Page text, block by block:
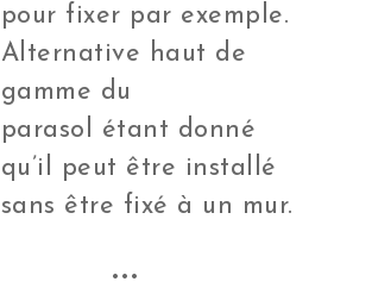
pour fixer par exemple.
Alternative haut de
gamme du
parasol étant donné
qu’il peut être installé
sans être fixé à un mur.
•••